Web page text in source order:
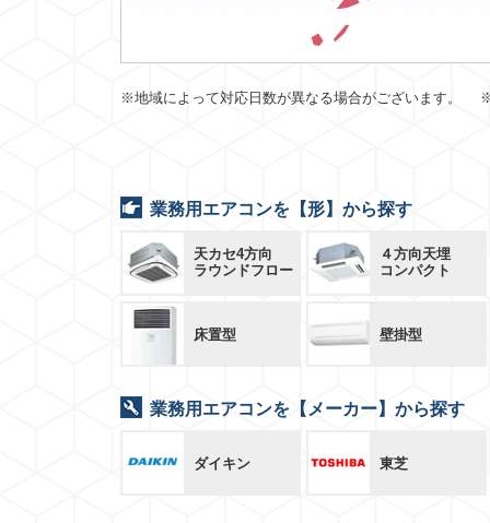
※地域によって対応日数が異なる場合がございます。
業務用エアコンを【形】から探す
天カセ4方向
ラウンドフロー
４方向天埋
コンパクト
床置型 壁掛型
業務用エアコンを【メーカー】から探す
ダイキン 東芝